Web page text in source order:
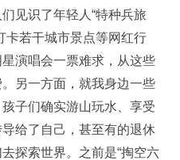
见识了年轻人“特种兵旅
卡若干城市景点等网红行
演唱会一票难求，从这些
另一方面，就我身边一些
子们确实游山玩水、享受
给了自己，甚至有的退休
探索世界。之前是“掏空六